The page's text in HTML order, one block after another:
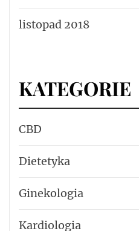
listopad 2018
KATEGORIE
CBD
Dietetyka
Ginekologia
Kardiologia